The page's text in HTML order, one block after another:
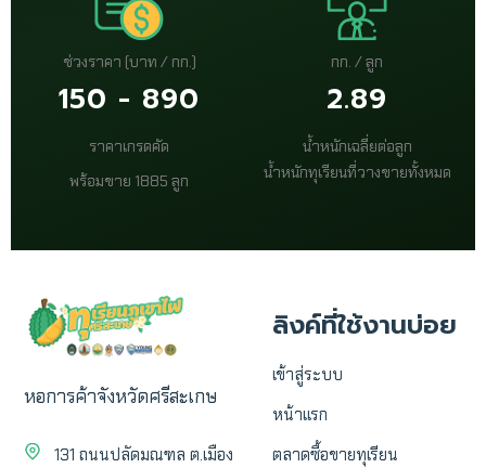
ช่วงราคา (บาท / กก.)
150 - 890
ราคาเกรดคัด
พร้อมขาย 1885 ลูก
กก. / ลูก
2.89
น้ำหนักเฉลี่ยต่อลูก
น้ำหนักทุเรียนที่วางขายทั้งหมด
หอการค้าจังหวัดศรีสะเกษ
131 ถนนปลัดมณฑล ต.เมือง
ลิงค์ที่ใช้งานบ่อย
เข้าสู่ระบบ
หน้าแรก
ตลาดซื้อขายทุเรียน